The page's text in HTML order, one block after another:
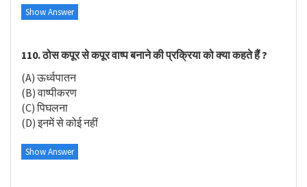
Show Answer
110. ठोस कपूर से कपूर वाष्प बनाने की प्रक्रिया को क्या कहते हैं ?
(A) ऊर्ध्वपातन
(B) वाष्पीकरण
(C) पिघलना
(D) इनमें से कोई नहीं
Show Answer